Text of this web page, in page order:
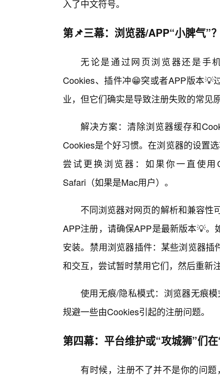
入了中文符号。
第📌三幕：浏览器/APP“小脾气”
无论是通过网页浏览器还是手
Cookies、插件冲😁突或者APP版本💡
业，但它们确实是导致注册失败的常见
解决方案：清除浏览器缓存和
Cookies是个好习惯。在浏览器的设置
尝试更换浏览器：如果你一直使用
Safari（如果是Mac用户）。
不同浏览器对网页的解析和兼容性
APP注册，请确保APP是最新版本💡
安装。禁用浏览器插件：某些浏览器
和交互，尝试暂时禁用它们，然后重新
使用无痕/隐私模式：浏览器无痕
规避一些由Cookies引起的注册问题。
第四幕：平台维护或“攻城狮”们
有时候，注册不了并不是你的问